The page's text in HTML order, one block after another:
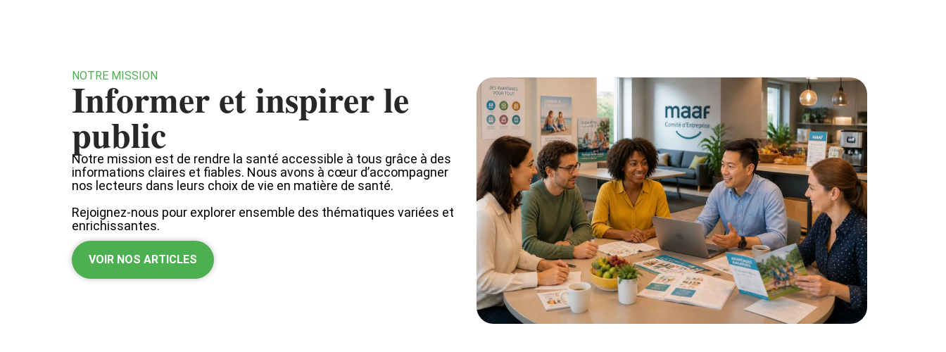
NOTRE MISSION
Informer et inspirer le
public
Notre mission est de rendre la santé accessible à tous grâce à des
informations claires et fiables. Nous avons à cœur d’accompagner
nos lecteurs dans leurs choix de vie en matière de santé.
Rejoignez-nous pour explorer ensemble des thématiques variées et
enrichissantes.
VOIR NOS ARTICLES